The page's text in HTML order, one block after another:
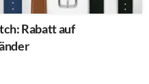
Rabatt auf